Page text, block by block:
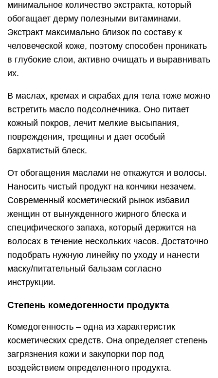
минимальное количество экстракта, который
обогащает дерму полезными витаминами.
Экстракт максимально близок по составу к
человеческой коже, поэтому способен проникать
в глубокие слои, активно очищать и выравнивать
их.
В маслах, кремах и скрабах для тела тоже можно
встретить масло подсолнечника. Оно питает
кожный покров, лечит мелкие высыпания,
повреждения, трещины и дает особый
бархатистый блеск.
От обогащения маслами не откажутся и волосы.
Наносить чистый продукт на кончики незачем.
Современный косметический рынок избавил
женщин от вынужденного жирного блеска и
специфического запаха, который держится на
волосах в течение нескольких часов. Достаточно
подобрать нужную линейку по уходу и нанести
маску/питательный бальзам согласно
инструкции.
Степень комедогенности продукта
Комедогенность – одна из характеристик
косметических средств. Она определяет степень
загрязнения кожи и закупорки пор под
воздействием определенного продукта.